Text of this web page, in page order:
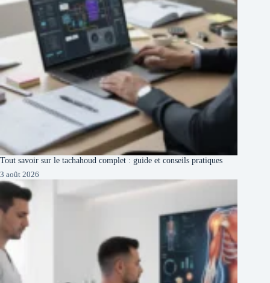
Tout savoir sur le tachahoud complet : guide et conseils pratiques
3 août 2026